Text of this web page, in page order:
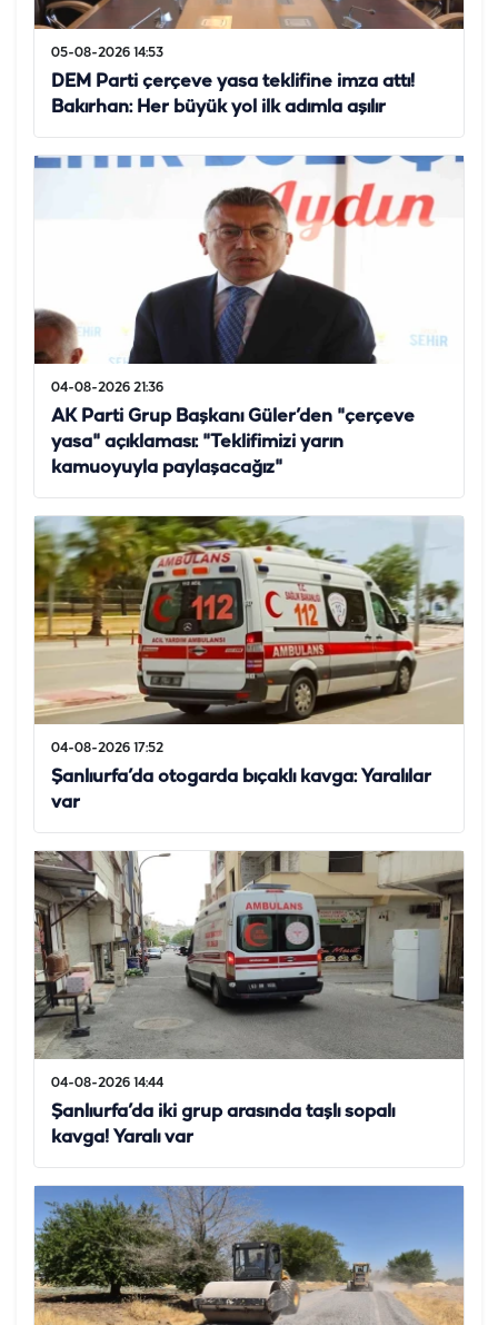
05-08-2026 14:53
DEM Parti çerçeve yasa teklifine imza attı!
Bakırhan: Her büyük yol ilk adımla aşılır
04-08-2026 21:36
AK Parti Grup Başkanı Güler’den "çerçeve
yasa" açıklaması: "Teklifimizi yarın
kamuoyuyla paylaşacağız"
04-08-2026 17:52
Şanlıurfa’da otogarda bıçaklı kavga: Yaralılar
var
04-08-2026 14:44
Şanlıurfa’da iki grup arasında taşlı sopalı
kavga! Yaralı var